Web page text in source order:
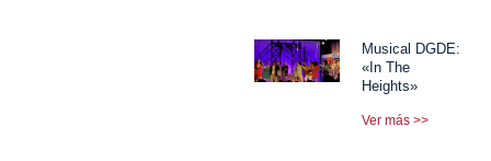
Musical DGDE:
«In The
Heights»
Ver más >>